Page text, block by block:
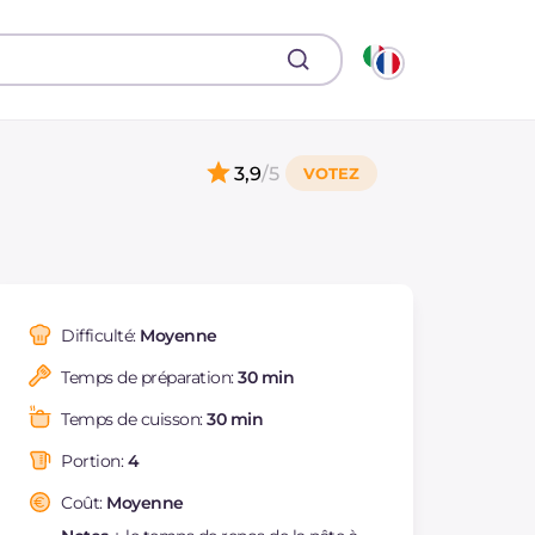
3,9/5
Difficulté: Moyenne
Temps de préparation:30 min
Temps de cuisson:30 min
Portion:4
Coût: Moyenne